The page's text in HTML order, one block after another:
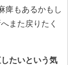
痺もあるかもし
また戻りたく
たいという気